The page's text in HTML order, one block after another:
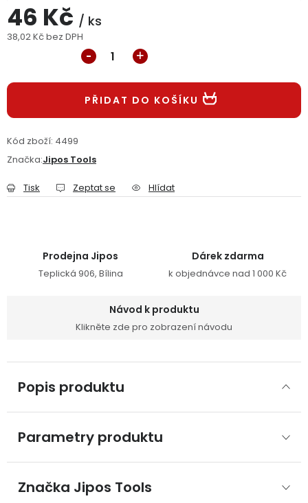
Reklamační formulář
Obchodní podmínky Reklamační řád
Podmínky ochrany osobních údajů
46 Kč / ks
38,02 Kč bez DPH
PŘIDAT DO KOŠÍKU
Kód zboží: 4499
Značka:Jipos Tools
Tisk Zeptat se Hlídat
Prodejna Jipos
Teplická 906, Bílina
Dárek zdarma
k objednávce nad 1 000 Kč
Návod k produktu
Klikněte zde pro zobrazení návodu
Popis produktu
Parametry produktu
Značka Jipos Tools